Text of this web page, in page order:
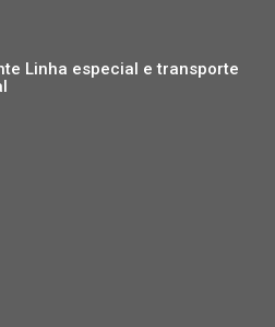
Linha especial e transporte